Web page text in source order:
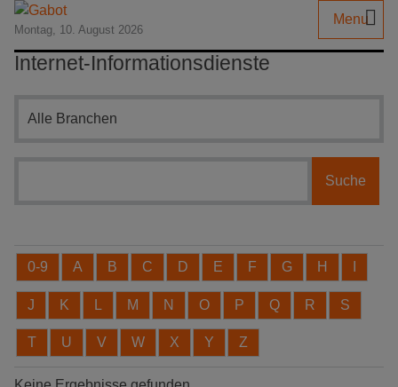
Montag, 10. August 2026
Menu
Internet-Informationsdienste
0-9 A B C D E F G H
J K L M N O P Q R S
T U V W X Y Z